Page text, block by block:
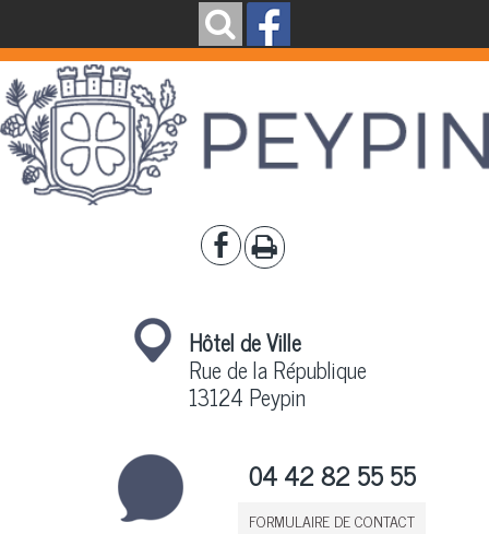
Hôtel de Ville
Rue de la République
13124 Peypin
04 42 82 55 55
FORMULAIRE DE CONTACT